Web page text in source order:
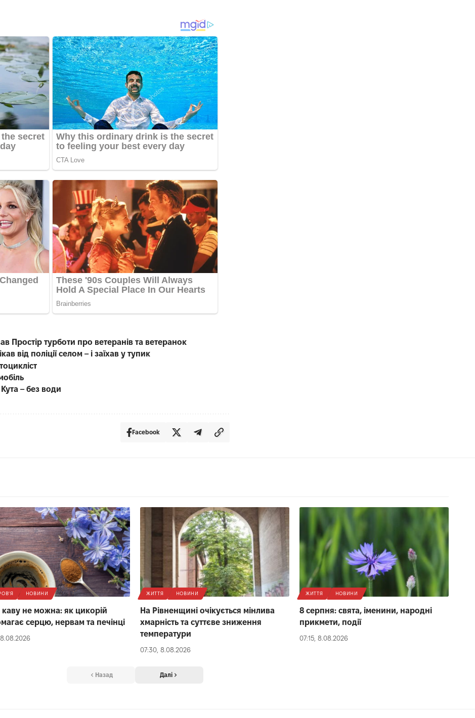
Простір турботи про ветеранів та ветеранок
від поліції селом – і заїхав у тупик
– без води
Facebook
НОВИНИ
каву не можна: як цикорій
серцю, нервам та печінці
ЖИТТЯ НОВИНИ
На Рівненщині очікується мінлива
хмарність та суттєве зниження
температури
07:30, 8.08.2026
ЖИТТЯ НОВИНИ
8 серпня: свята, іменини, народні
прикмети, події
07:15, 8.08.2026
Назад Далі